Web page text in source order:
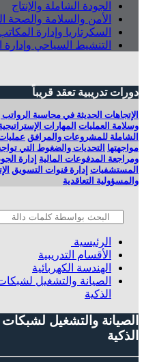
الجودة الشاملة والإنتاج
الأمن والسلامة والصحة
السكرتاريا وإدارة
التنشيط السياحي وإدارة
دورات تدريبية تعقد قريباً
الإتجاهات الحديثة في محاسبة الرواتب
وسلامة العمليات المهارات
الشاملة للمشروعات والمرافق
مواجهتها التحديات والضغوط التي
ومراجعة المدفوعات المالية إدارة
المستشفيات إدارة قنوات التسويق
والمسؤولية التعاقدية
الرئيسية
الأقسام التدريبية
الهندسة الكهربائية
الصيانة والتشغيل
الذكية
الصيانة والتشغيل لشبكات
الذكية